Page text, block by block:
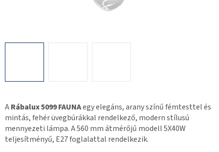
ARábalux 5099 FAUNAegy elegáns, arany színű fémtesttel és
mintás, fehér üvegbúrákkal rendelkező, modern stílusú
mennyezeti lámpa. A 560 mm átmérőjű modell 5X40W
teljesítményű, E27 foglalattal rendelkezik.